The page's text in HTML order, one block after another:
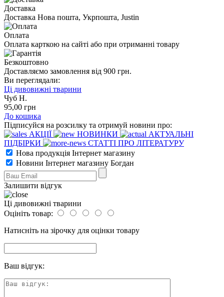
Доставка
Доставка Нова пошта, Укрпошта, Justin
Оплата
Оплата карткою на сайті або при отриманні товару
Безкоштовно
Доставляємо замовлення від 900 грн.
Ви переглядали:
Ці дивовижні тварини
Чуб Н.
95,00 грн
До кошика
Підписуйся на розсилку та отримуй новини про:
АКЦІЇ
НОВИНКИ
АКТУАЛЬНІ
ПІДБІРКИ
СТАТТІ ПРО ЛІТЕРАТУРУ
Нова продукція Інтернет магазину
Новини Інтернет магазину Богдан
Залишити відгук
Ці дивовижні тварини
Оцініть товар:
Натисніть на зірочку для оцінки товару
Ваш відгук: